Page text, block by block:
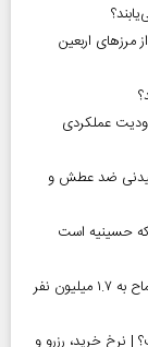
نفر با محدودیت عملکردی
ضد عطش و
که حسینیه است
آغاز رسمی برنامه‌های اربعین ۱۴۰۵ در مرز‌ها | ثبت‌نام سماح به ۱.۷ میلیون نفر
در سال ۱۴۰۵ چقدر است؟ | نرخ خرید، رزرو و